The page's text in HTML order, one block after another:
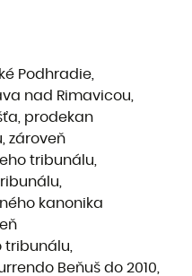
Podhradie,
nad Rimavicou,
prodekan
zároveň
tribunálu,
kanonika
tribunálu,
Beňuš do 2010,